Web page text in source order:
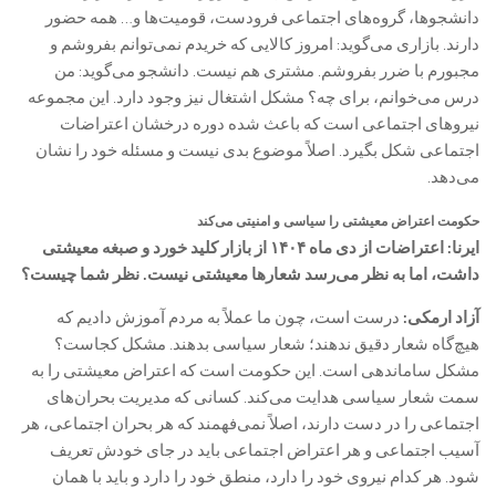
دانشجوها، گروه‌های اجتماعی فرودست، قومیت‌ها و… همه حضور
دارند. بازاری می‌گوید: امروز کالایی که خریدم نمی‌توانم بفروشم و
مجبورم با ضرر بفروشم. مشتری هم نیست. دانشجو می‌گوید: من
درس می‌خوانم، برای چه؟ مشکل اشتغال نیز وجود دارد. این مجموعه
نیروهای اجتماعی است که باعث شده دوره درخشان اعتراضات
اجتماعی شکل بگیرد. اصلاً موضوع بدی نیست و مسئله خود را نشان
می‌دهد.
حکومت اعتراض معیشتی را سیاسی و امنیتی می‌کند
ایرنا: اعتراضات از دی ماه ۱۴۰۴ از بازار کلید خورد و صبغه معیشتی
داشت، اما به نظر می‌رسد شعارها معیشتی نیست. نظر شما چیست؟
آزاد ارمکی: درست است، چون ما عملاً به مردم آموزش دادیم که
هیچ‌گاه شعار دقیق ندهند؛ شعار سیاسی بدهند. مشکل کجاست؟
مشکل ساماندهی است. این حکومت است که اعتراض معیشتی را به
سمت شعار سیاسی هدایت می‌کند. کسانی که مدیریت بحران‌های
اجتماعی را در دست دارند، اصلاً نمی‌فهمند که هر بحران اجتماعی، هر
آسیب اجتماعی و هر اعتراض اجتماعی باید در جای خودش تعریف
شود. هر کدام نیروی خود را دارد، منطق خود را دارد و باید با همان